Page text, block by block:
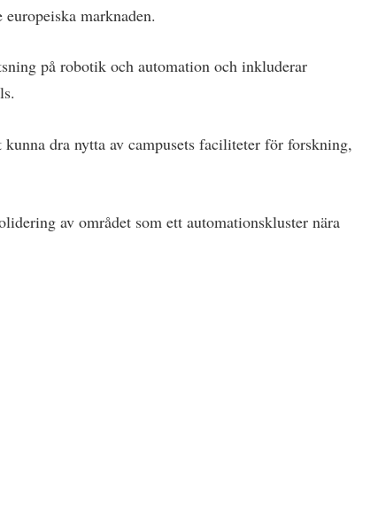
marknaden.
på robotik och automation och inkluderar
dra nytta av campusets faciliteter för forskning,
av området som ett automationskluster nära